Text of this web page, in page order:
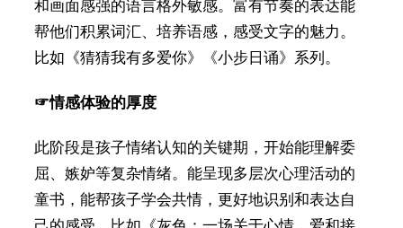
和画面感强的语言格外敏感。富有节奏的表达能
帮他们积累词汇、培养语感，感受文字的魅力。
比如《猜猜我有多爱你》《小步日诵》系列。
☞情感体验的厚度
此阶段是孩子情绪认知的关键期，开始能理解委
屈、嫉妒等复杂情绪。能呈现多层次心理活动的
童书，能帮孩子学会共情，更好地识别和表达自